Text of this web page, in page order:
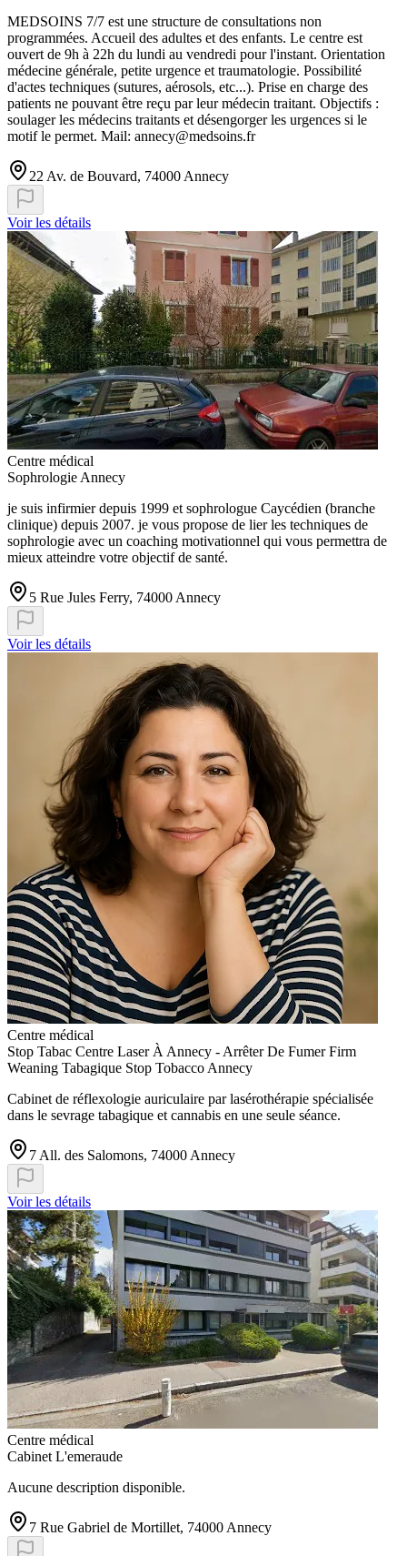
MEDSOINS 7/7 est une structure de consultations non
programmées. Accueil des adultes et des enfants. Le centre est
ouvert de 9h à 22h du lundi au vendredi pour l'instant. Orientation
médecine générale, petite urgence et traumatologie. Possibilité
d'actes techniques (sutures, aérosols, etc...). Prise en charge des
patients ne pouvant être reçu par leur médecin traitant. Objectifs :
soulager les médecins traitants et désengorger les urgences si le
motif le permet. Mail: annecy@medsoins.fr
22 Av. de Bouvard, 74000 Annecy
Voir les détails
Centre médical
Sophrologie Annecy
je suis infirmier depuis 1999 et sophrologue Caycédien (branche
clinique) depuis 2007. je vous propose de lier les techniques de
sophrologie avec un coaching motivationnel qui vous permettra de
mieux atteindre votre objectif de santé.
5 Rue Jules Ferry, 74000 Annecy
Voir les détails
Centre médical
Stop Tabac Centre Laser À Annecy - Arrêter De Fumer Firm
Weaning Tabagique Stop Tobacco Annecy
Cabinet de réflexologie auriculaire par lasérothérapie spécialisée
dans le sevrage tabagique et cannabis en une seule séance.
7 All. des Salomons, 74000 Annecy
Voir les détails
Centre médical
Cabinet L'emeraude
Aucune description disponible.
7 Rue Gabriel de Mortillet, 74000 Annecy